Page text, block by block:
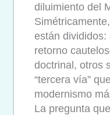
diluimiento del
están divididos:
retorno
doctrinal, otros
“tercera vía”
modernismo
La pregunta